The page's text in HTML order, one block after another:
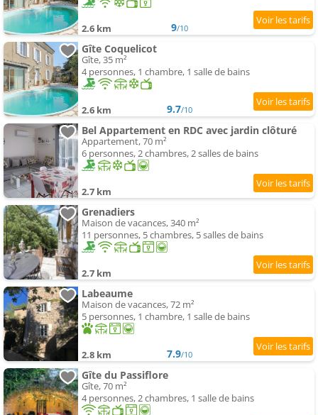
2.6 km 9/10
Gîte Coquelicot
Gîte, 35 m²
4 personnes, 1 chambre, 1 salle de bains
2.6 km 9.7/10
Bel Appartement en RDC avec jardin clôturé
Appartement, 70 m²
6 personnes, 2 chambres, 2 salles de bains
2.7 km
Grenadiers
Maison de vacances, 340 m²
11 personnes, 5 chambres, 5 salles de bains
2.7 km
Labeaume
Maison de vacances, 72 m²
5 personnes, 1 chambre, 1 salle de bains
2.8 km 7.9/10
Gîte du Passiflore
Gîte, 70 m²
4 personnes, 2 chambres, 1 salle de bains